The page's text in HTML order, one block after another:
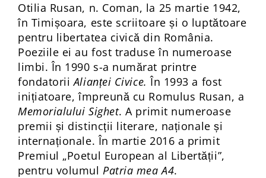
Otilia Rusan, n. Coman, la 25 martie 1942,
în Timișoara, este scriitoare și o luptătoare
pentru libertatea civică din România.
Poeziile ei au fost traduse în numeroase
limbi. În 1990 s-a numărat printre
fondatorii Alianței Civice.În 1993 a fost
inițiatoare, împreună cu Romulus Rusan, a
Memorialului Sighet. A primit numeroase
premii și distincții literare, naționale și
internaționale. În martie 2016 a primit
Premiul „Poetul European al Libertății”,
pentru volumulPatria mea A4.